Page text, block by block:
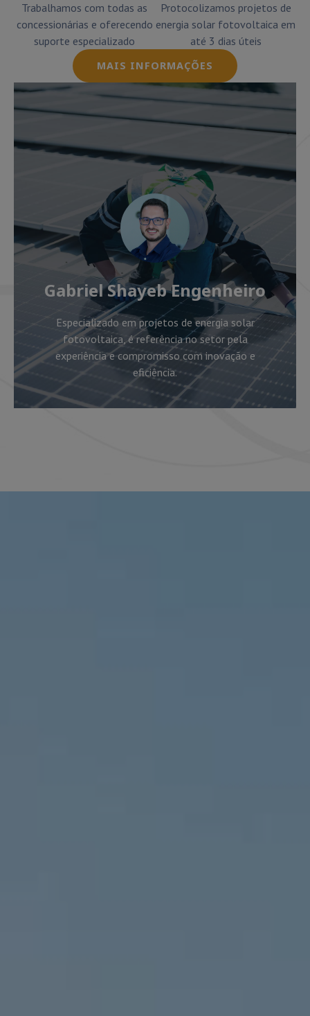
Trabalhamos com todas as
concessionárias e oferecendo
suporte especializado
Protocolizamos projetos de
energia solar fotovoltaica em
até 3 dias úteis
MAIS INFORMAÇÕES
Gabriel Shayeb Engenheiro
Especializado em projetos de energia solar
fotovoltaica, é referência no setor pela
experiência e compromisso com inovação e
eficiência.